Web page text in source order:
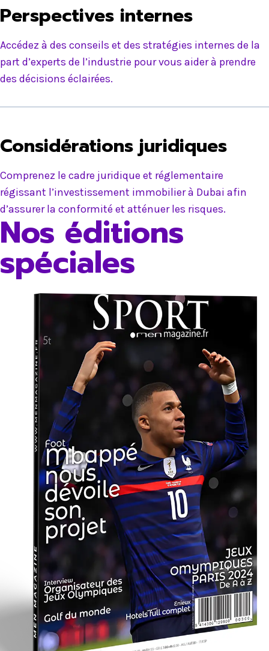
Perspectives internes
Accédez à des conseils et des stratégies internes de la
part d’experts de l’industrie pour vous aider à prendre
des décisions éclairées.
Considérations juridiques
Comprenez le cadre juridique et réglementaire
régissant l’investissement immobilier à Dubai afin
d’assurer la conformité et atténuer les risques.
Nos éditions
spéciales